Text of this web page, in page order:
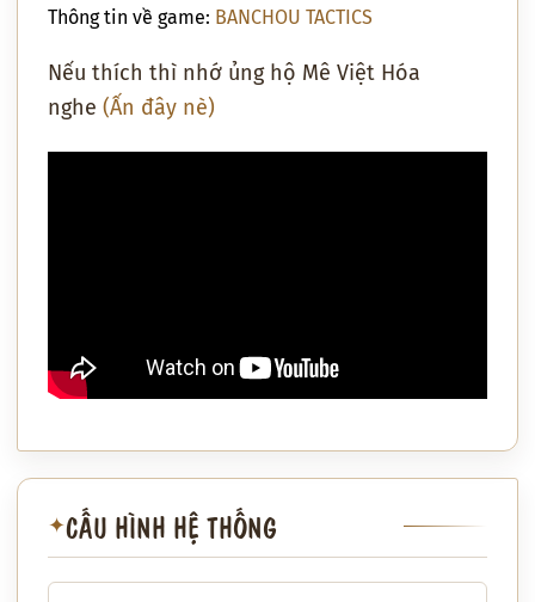
Thông tin về game: BANCHOU TACTICS
Nếu thích thì nhớ ủng hộ Mê Việt Hóa
nghe (Ấn đây nè)
✦CẤU HÌNH HỆ THỐNG